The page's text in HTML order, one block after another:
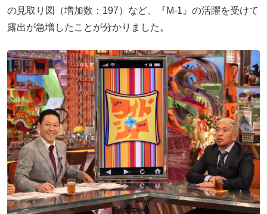
の見取り図（増加数：197）など、『M-1』の活躍を受けて
露出が急増したことが分かりました。